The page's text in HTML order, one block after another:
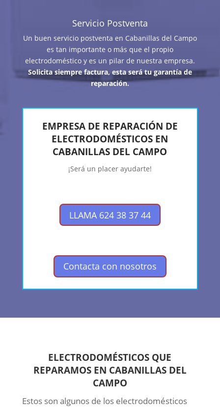
Servicio Postventa
Un buen servicio postventa en Cabanillas del Campo
es tan importante o más que el propio
electrodoméstico y es un pilar de nuestra empresa.
Solicita siempre factura, esta será tu garantía de
reparación.
EMPRESA DE REPARACIÓN DE
ELECTRODOMÉSTICOS EN
CABANILLAS DEL CAMPO
¡Será un placer ayudarte!
LLAMA 624 38 37 44
Contacta con nosotros
ELECTRODOMÉSTICOS QUE
REPARAMOS EN CABANILLAS DEL
CAMPO
Estos son algunos de los electrodomésticos